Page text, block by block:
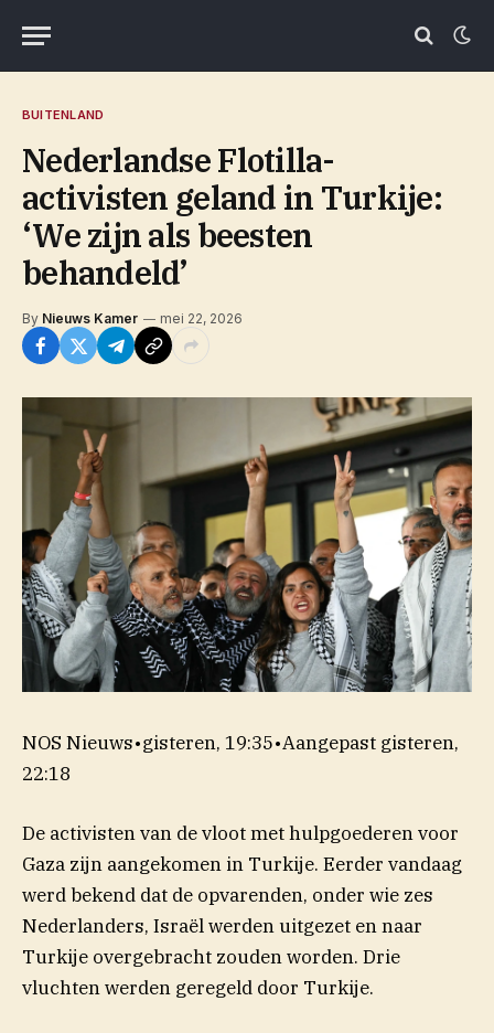
BUITENLAND
Nederlandse Flotilla-
activisten geland in Turkije:
‘We zijn als beesten
behandeld’
By Nieuws Kamer mei 22, 2026
NOS Nieuws•gisteren, 19:35•Aangepast gisteren,
22:18
De activisten van de vloot met hulpgoederen voor
Gaza zijn aangekomen in Turkije. Eerder vandaag
werd bekend dat de opvarenden, onder wie zes
Nederlanders, Israël werden uitgezet en naar
Turkije overgebracht zouden worden. Drie
vluchten werden geregeld door Turkije.